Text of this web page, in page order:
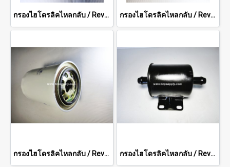
กรองไฮโดรลิคไหลกลับ / Reverse Hydraulic Filter กรองไฮโดรลิคไหลกลับ / Reverse Hydraulic Filter
กรองไฮโดรลิคไหลกลับ / Reverse Hydraulic Filter กรองไฮโดรลิคไหลกลับ / Reverse Hydraulic Filter